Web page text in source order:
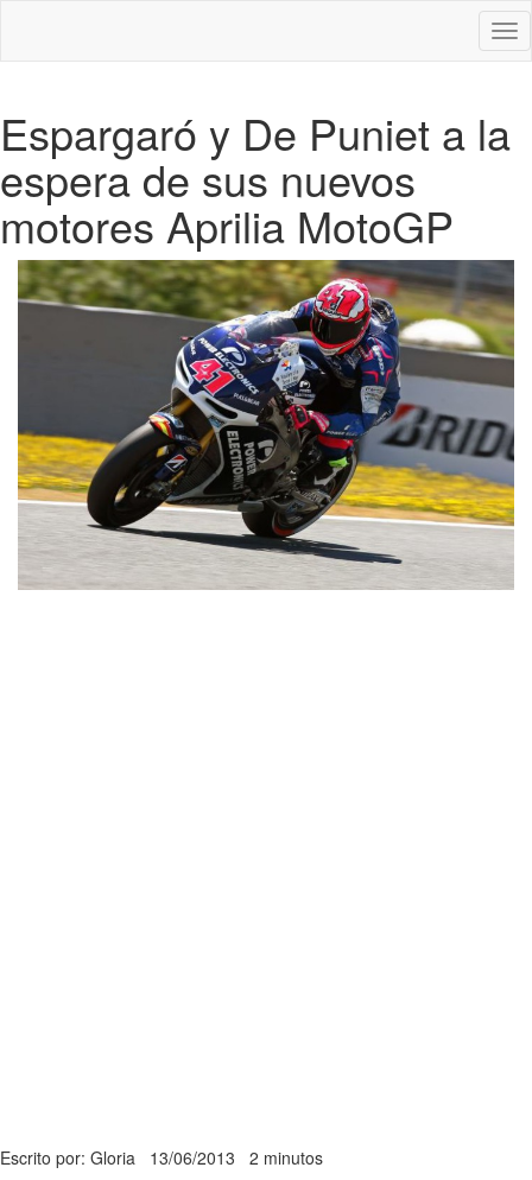
Espargaró y De Puniet a la
espera de sus nuevos
motores Aprilia MotoGP
Escrito por: Gloria 13/06/2013 2 minutos